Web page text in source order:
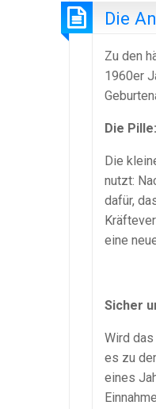
Die
Zu den
1960er
Die
Die
nutzt:
dafür,
eine
Sicher
Wird
es zu
eines